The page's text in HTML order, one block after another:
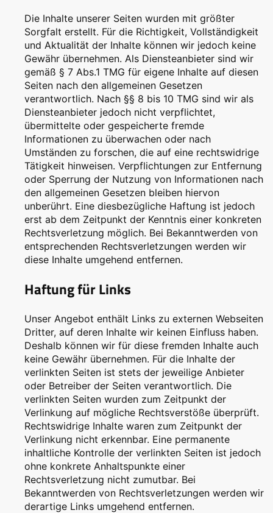
Die Inhalte unserer Seiten wurden mit größter
Sorgfalt erstellt. Für die Richtigkeit, Vollständigkeit
und Aktualität der Inhalte können wir jedoch keine
Gewähr übernehmen. Als Diensteanbieter sind wir
gemäß § 7 Abs.1 TMG für eigene Inhalte auf diesen
Seiten nach den allgemeinen Gesetzen
verantwortlich. Nach §§ 8 bis 10 TMG sind wir als
Diensteanbieter jedoch nicht verpflichtet,
übermittelte oder gespeicherte fremde
Informationen zu überwachen oder nach
Umständen zu forschen, die auf eine rechtswidrige
Tätigkeit hinweisen. Verpflichtungen zur Entfernung
oder Sperrung der Nutzung von Informationen nach
den allgemeinen Gesetzen bleiben hiervon
unberührt. Eine diesbezügliche Haftung ist jedoch
erst ab dem Zeitpunkt der Kenntnis einer konkreten
Rechtsverletzung möglich. Bei Bekanntwerden von
entsprechenden Rechtsverletzungen werden wir
diese Inhalte umgehend entfernen.
Haftung für Links
Unser Angebot enthält Links zu externen Webseiten
Dritter, auf deren Inhalte wir keinen Einfluss haben.
Deshalb können wir für diese fremden Inhalte auch
keine Gewähr übernehmen. Für die Inhalte der
verlinkten Seiten ist stets der jeweilige Anbieter
oder Betreiber der Seiten verantwortlich. Die
verlinkten Seiten wurden zum Zeitpunkt der
Verlinkung auf mögliche Rechtsverstöße überprüft.
Rechtswidrige Inhalte waren zum Zeitpunkt der
Verlinkung nicht erkennbar. Eine permanente
inhaltliche Kontrolle der verlinkten Seiten ist jedoch
ohne konkrete Anhaltspunkte einer
Rechtsverletzung nicht zumutbar. Bei
Bekanntwerden von Rechtsverletzungen werden wir
derartige Links umgehend entfernen.